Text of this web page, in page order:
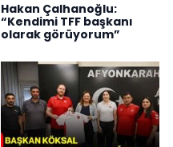
Hakan Çalhanoğlu:
“Kendimi TFF başkanı
olarak görüyorum”